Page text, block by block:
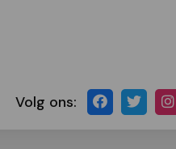
Volg ons: